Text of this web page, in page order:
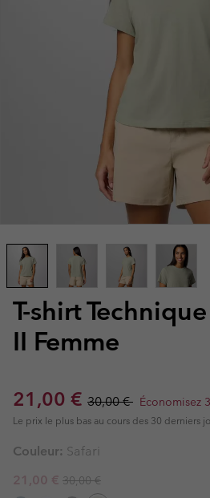
T-shirt
II Femme
Sale price:
21,00 € Regular price:
30,00 € Économisez
Le prix le plus bas au cours des 30 derniers
Couleur: Safari
Sale price:
21,00 € Regular price:
30,00 €